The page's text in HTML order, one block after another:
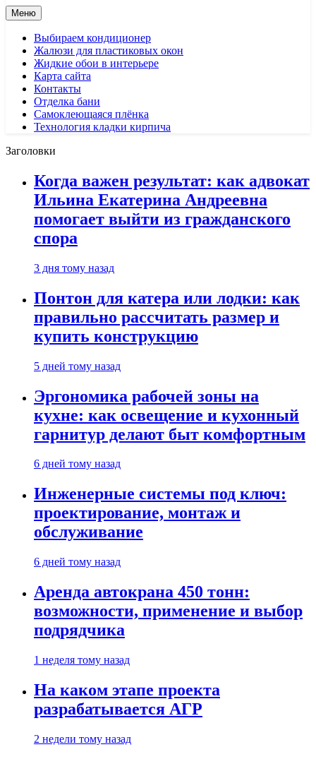
Меню
Выбираем кондиционер
Жалюзи для пластиковых окон
Жидкие обои в интерьере
Карта сайта
Контакты
Отделка бани
Самоклеющаяся плёнка
Технология кладки кирпича
Заголовки
Когда важен результат: как адвокат
Ильина Екатерина Андреевна
помогает выйти из гражданского
спора
3 дня тому назад
Понтон для катера или лодки: как
правильно рассчитать размер и
купить конструкцию
5 дней тому назад
Эргономика рабочей зоны на
кухне: как освещение и кухонный
гарнитур делают быт комфортным
6 дней тому назад
Инженерные системы под ключ:
проектирование, монтаж и
обслуживание
6 дней тому назад
Аренда автокрана 450 тонн:
возможности, применение и выбор
подрядчика
1 неделя тому назад
На каком этапе проекта
разрабатывается АГР
2 недели тому назад